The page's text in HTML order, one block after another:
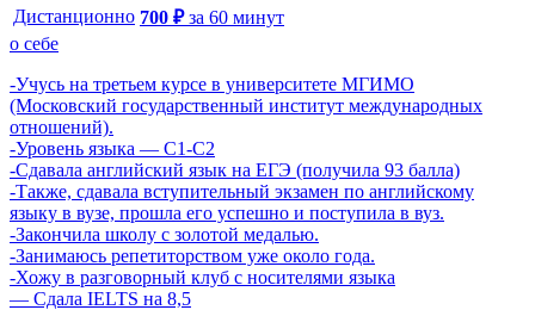
Дистанционно 700 ₽ за 60 минут
о себе
-Учусь на третьем курсе в университете МГИМО
(Московский государственный институт международных
отношений).
-Уровень языка — C1-C2
-Сдавала английский язык на ЕГЭ (получила 93 балла)
-Также, сдавала вступительный экзамен по английскому
языку в вузе, прошла его успешно и поступила в вуз.
-Закончила школу с золотой медалью.
-Занимаюсь репетиторством уже около года.
-Хожу в разговорный клуб с носителями языка
— Сдала IELTS на 8,5